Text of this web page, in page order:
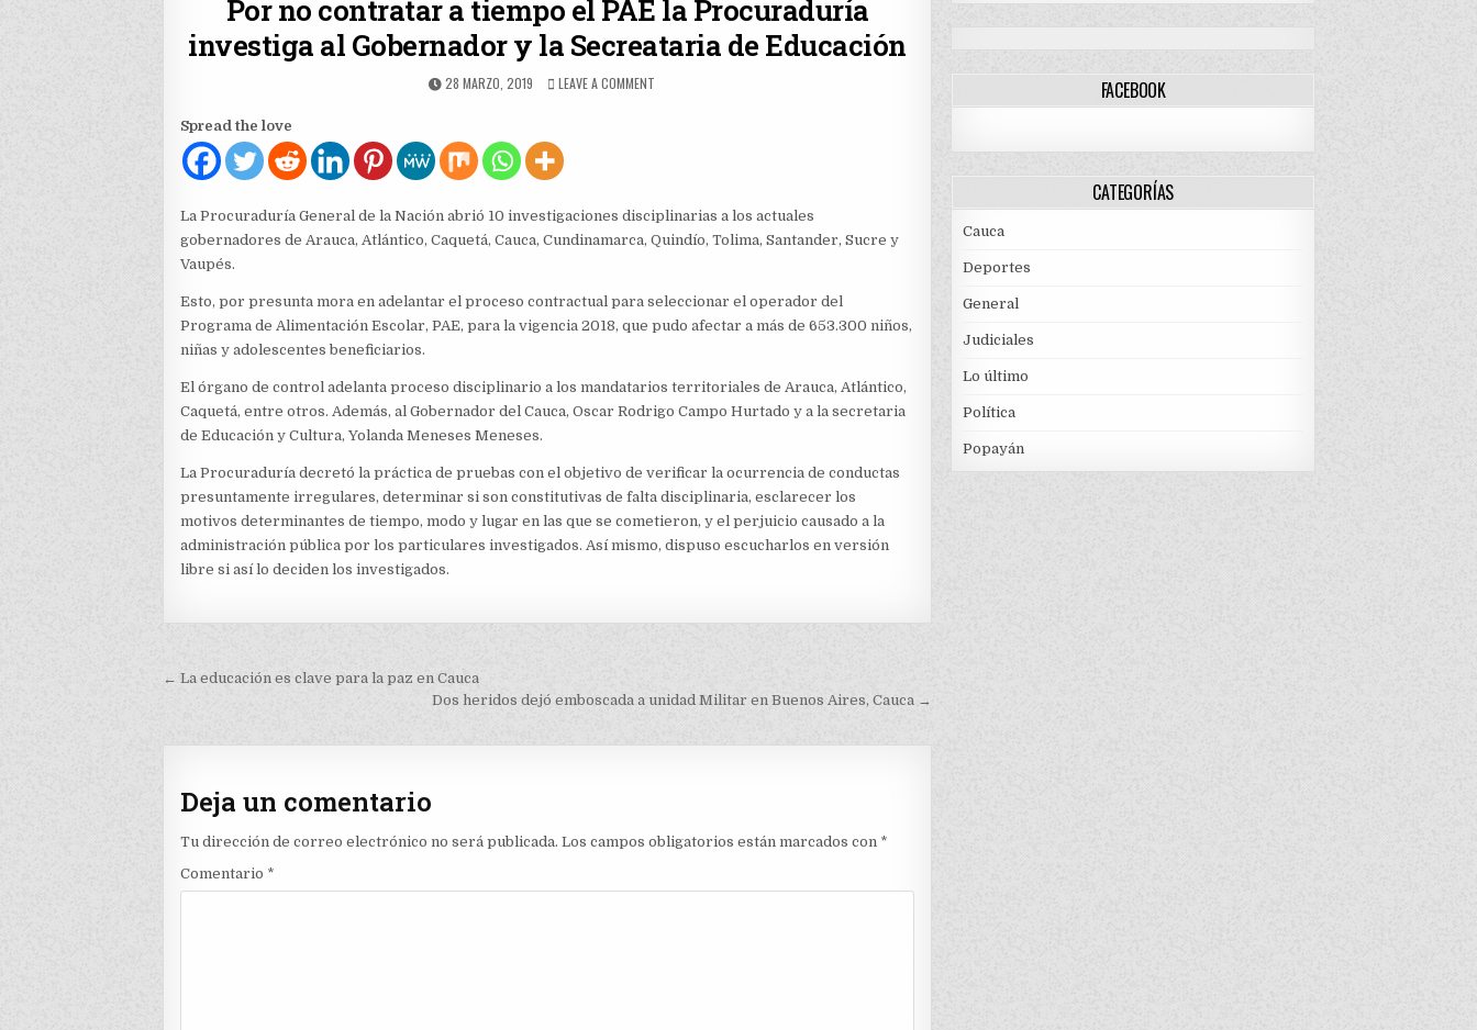
Por no contratar a tiempo el PAE la Procuraduría
investiga al Gobernador y la Secreataria de Educación
PUBLISHED
28 MARZO, 2019 LEAVE A COMMENT
PAE
LA
PROCURADURÍA
GOBERNADOR
Y
DE
Spread the love
La Procuraduría General de la Nación abrió 10 investigaciones disciplinarias a los actuales
gobernadores de Arauca, Atlántico, Caquetá, Cauca, Cundinamarca, Quindío, Tolima, Santander, Sucre y
Vaupés.
Esto, por presunta mora en adelantar el proceso contractual para seleccionar el operador del
Programa de Alimentación Escolar, PAE, para la vigencia 2018, que pudo afectar a más de 653.300 niños,
niñas y adolescentes beneficiarios.
El órgano de control adelanta proceso disciplinario a los mandatarios territoriales de Arauca, Atlántico,
Caquetá, entre otros. Además, al Gobernador del Cauca, Oscar Rodrigo Campo Hurtado y a la secretaria
de Educación y Cultura, Yolanda Meneses Meneses.
La Procuraduría decretó la práctica de pruebas con el objetivo de verificar la ocurrencia de conductas
presuntamente irregulares, determinar si son constitutivas de falta disciplinaria, esclarecer los
motivos determinantes de tiempo, modo y lugar en las que se cometieron, y el perjuicio causado a la
administración pública por los particulares investigados. Así mismo, dispuso escucharlos en versión
libre si así lo deciden los investigados.
Navegación
entradas
← La educación es clave para la paz en Cauca
Dos heridos dejó emboscada a unidad Militar en Buenos Aires, Cauca →
Deja un comentario
Tu dirección de correo electrónico no será publicada. Los campos obligatorios están marcados con *
Comentario *
FACEBOOK
CATEGORÍAS
Cauca
Deportes
General
Judiciales
Lo último
Política
Popayán